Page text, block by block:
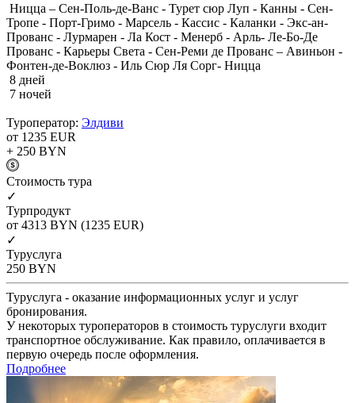
Ницца – Сен-Поль-де-Ванс - Турет сюр Луп - Канны - Сен-
Тропе - Порт-Гримо - Марсель - Кассис - Каланки - Экс-ан-
Прованс - Лурмарен - Ла Кост - Менерб - Арль- Ле-Бо-Де
Прованс - Карьеры Света - Сен-Реми де Прованс – Авиньон -
Фонтен-де-Воклюз - Иль Сюр Ля Сорг- Ницца
8 дней
7 ночей
Туроператор: Элдиви
от 1235 EUR
+ 250 BYN
Cтоимость тура
✓
Турпродукт
от 4313 BYN (1235 EUR)
✓
Туруслуга
250 BYN
Туруслуга - оказание информационных услуг и услуг
бронирования.
У некоторых туроператоров в стоимость туруслуги входит
транспортное обслуживание. Как правило, оплачивается в
первую очередь после оформления.
Подробнее